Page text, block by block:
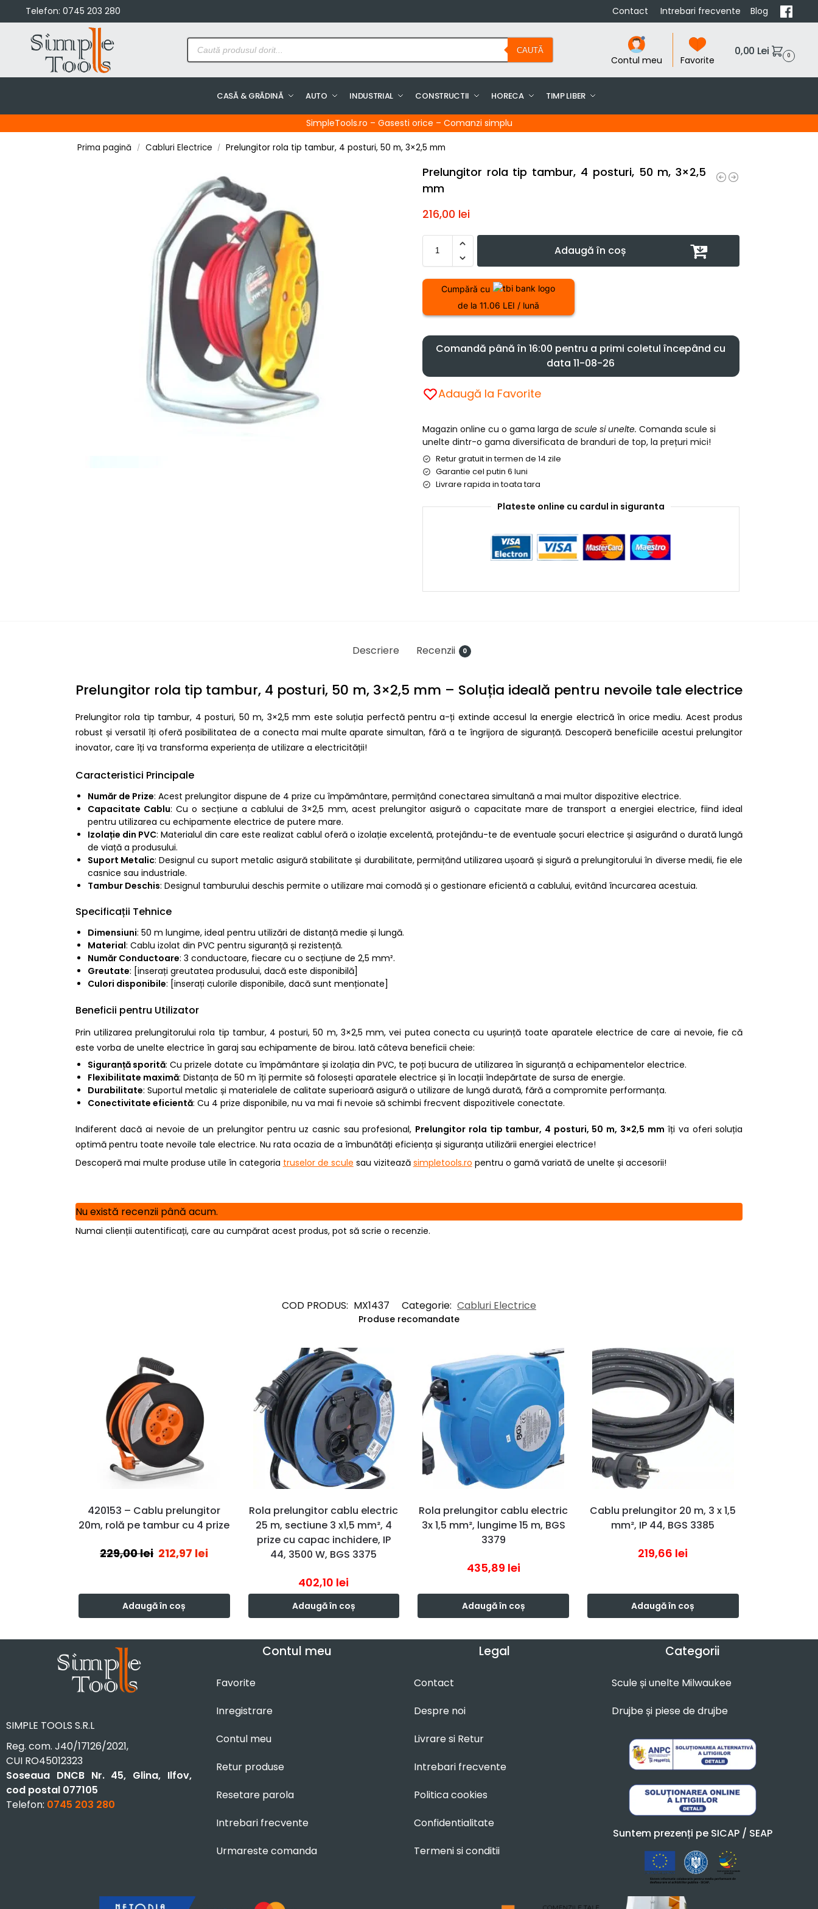
Telefon: 0745 203 280 Contact Intrebari frecvente Blog
CAUTĂ
Contul meu Favorite
0,00 Lei 0
CASĂ & GRĂDINĂ AUTO INDUSTRIAL CONSTRUCTII HORECA TIMP LIBER
SimpleTools.ro – Gasesti orice – Comanzi simplu
Prima pagină / Cabluri Electrice / Prelungitor rola tip tambur, 4 posturi, 50 m, 3×2,5 mm
Prelungitor rola tip tambur, 4 posturi, 50 m, 3×2,5
mm
216,00 lei
Adaugă în coș
Cumpără cu
de la 11.06 LEI / lună
Comandă până în 16:00 pentru a primi coletul începând cu
data 11-08-26
Adaugă la Favorite
Magazin online cu o gama larga de scule si unelte. Comanda scule si
unelte dintr-o gama diversificata de branduri de top, la prețuri mici!
Retur gratuit in termen de 14 zile
Garantie cel putin 6 luni
Livrare rapida in toata tara
Plateste online cu cardul in siguranta
Descriere Recenzii 0
Prelungitor rola tip tambur, 4 posturi, 50 m, 3×2,5 mm – Soluția ideală pentru nevoile tale electrice
Prelungitor rola tip tambur, 4 posturi, 50 m, 3×2,5 mm este soluția perfectă pentru a-ți extinde accesul la energie electrică în orice mediu. Acest produs
robust și versatil îți oferă posibilitatea de a conecta mai multe aparate simultan, fără a te îngrijora de siguranță. Descoperă beneficiile acestui prelungitor
inovator, care îți va transforma experiența de utilizare a electricității!
Caracteristici Principale
Număr de Prize: Acest prelungitor dispune de 4 prize cu împământare, permițând conectarea simultană a mai multor dispozitive electrice.
Capacitate Cablu: Cu o secțiune a cablului de 3×2,5 mm, acest prelungitor asigură o capacitate mare de transport a energiei electrice, fiind ideal
pentru utilizarea cu echipamente electrice de putere mare.
Izolație din PVC: Materialul din care este realizat cablul oferă o izolație excelentă, protejându-te de eventuale șocuri electrice și asigurând o durată lungă
de viață a produsului.
Suport Metalic: Designul cu suport metalic asigură stabilitate și durabilitate, permițând utilizarea ușoară și sigură a prelungitorului în diverse medii, fie ele
casnice sau industriale.
Tambur Deschis: Designul tamburului deschis permite o utilizare mai comodă și o gestionare eficientă a cablului, evitând încurcarea acestuia.
Specificații Tehnice
Dimensiuni: 50 m lungime, ideal pentru utilizări de distanță medie și lungă.
Material: Cablu izolat din PVC pentru siguranță și rezistență.
Număr Conductoare: 3 conductoare, fiecare cu o secțiune de 2,5 mm².
Greutate: [inserați greutatea produsului, dacă este disponibilă]
Culori disponibile: [inserați culorile disponibile, dacă sunt menționate]
Beneficii pentru Utilizator
Prin utilizarea prelungitorului rola tip tambur, 4 posturi, 50 m, 3×2,5 mm, vei putea conecta cu ușurință toate aparatele electrice de care ai nevoie, fie că
este vorba de unelte electrice în garaj sau echipamente de birou. Iată câteva beneficii cheie:
Siguranță sporită: Cu prizele dotate cu împământare și izolația din PVC, te poți bucura de utilizarea în siguranță a echipamentelor electrice.
Flexibilitate maximă: Distanța de 50 m îți permite să folosești aparatele electrice și în locații îndepărtate de sursa de energie.
Durabilitate: Suportul metalic și materialele de calitate superioară asigură o utilizare de lungă durată, fără a compromite performanța.
Conectivitate eficientă: Cu 4 prize disponibile, nu va mai fi nevoie să schimbi frecvent dispozitivele conectate.
Indiferent dacă ai nevoie de un prelungitor pentru uz casnic sau profesional, Prelungitor rola tip tambur, 4 posturi, 50 m, 3×2,5 mm îți va oferi soluția
optimă pentru toate nevoile tale electrice. Nu rata ocazia de a îmbunătăți eficiența și siguranța utilizării energiei electrice!
Descoperă mai multe produse utile în categoria truselor de scule sau vizitează simpletools.ro pentru o gamă variată de unelte și accesorii!
Nu există recenzii până acum.
Numai clienții autentificați, care au cumpărat acest produs, pot să scrie o recenzie.
COD PRODUS: MX1437 Categorie: Cabluri Electrice
Produse recomandate
420153 – Cablu prelungitor
20m, rolă pe tambur cu 4 prize
229,00lei 212,97 lei
Adaugă în coș
Rola prelungitor cablu electric
25 m, sectiune 3 x1,5 mm², 4
prize cu capac inchidere, IP
44, 3500 W, BGS 3375
402,10 lei
Adaugă în coș
Rola prelungitor cablu electric
3x 1,5 mm², lungime 15 m, BGS
3379
435,89 lei
Adaugă în coș
Cablu prelungitor 20 m, 3 x 1,5
mm², IP 44, BGS 3385
219,66 lei
Adaugă în coș
SIMPLE TOOLS S.R.L
Reg. com. J40/17126/2021,
CUI RO45012323
Soseaua DNCB Nr. 45, Glina, Ilfov,
cod postal 077105
Telefon: 0745 203 280
Contul meu
Favorite
Inregistrare
Contul meu
Retur produse
Resetare parola
Intrebari frecvente
Urmareste comanda
Legal
Contact
Despre noi
Livrare si Retur
Intrebari frecvente
Politica cookies
Confidentialitate
Termeni si conditii
Categorii
Scule și unelte Milwaukee
Drujbe și piese de drujbe
Suntem prezenți pe SICAP / SEAP